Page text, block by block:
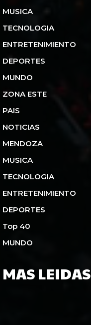
MUSICA
TECNOLOGIA
ENTRETENIMIENTO
DEPORTES
MUNDO
ZONA ESTE
PAIS
NOTICIAS
MENDOZA
MUSICA
TECNOLOGIA
ENTRETENIMIENTO
DEPORTES
Top 40
MUNDO
MAS LEIDAS